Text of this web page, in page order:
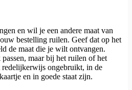
en wil je een andere maat van
bestelling ruilen. Geef dat op het
de maat die je wilt ontvangen.
maar bij het ruilen of het
redelijkerwijs ongebruikt, in de
en in goede staat zijn.